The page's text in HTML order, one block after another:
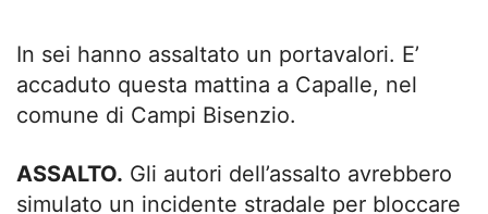
In sei hanno assaltato un portavalori. E’
accaduto questa mattina a Capalle, nel
comune di Campi Bisenzio.
ASSALTO. Gli autori dell’assalto avrebbero
simulato un incidente stradale per bloccare